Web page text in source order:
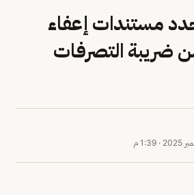
مستندات إعفاء
ضريبة التصرفات
· 1:39 م